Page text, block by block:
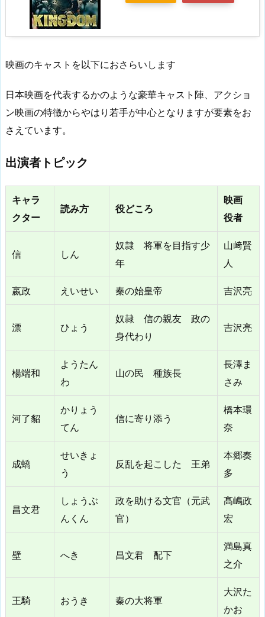
映画のキャストを以下におさらいします
日本映画を代表するかのような豪華キャスト陣、アクショ
ン映画の特徴からやはり若手が中心となりますが要素をお
さえています。
出演者トピック
キャラ
クター
読み方 役どころ
映画
役者
信 しん
奴隷 将軍を目指す少
年
山﨑賢
人
嬴政 えいせい 秦の始皇帝 吉沢亮
漂 ひょう
奴隷 信の親友 政の
身代わり
吉沢亮
楊端和
ようたん
わ
山の民 種族長
長澤ま
さみ
河了貂
かりょう
てん
信に寄り添う
橋本環
奈
成蟜
せいきょ
う
反乱を起こした 王弟
本郷奏
多
昌文君
しょうぶ
んくん
政を助ける文官（元武
官）
髙嶋政
宏
壁 へき 昌文君 配下
満島真
之介
王騎 おうき 秦の大将軍
大沢た
かお